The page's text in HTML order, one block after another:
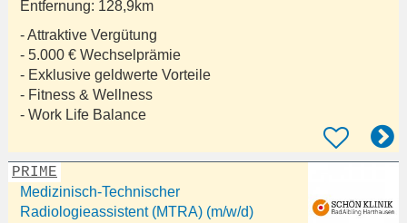
Entfernung: 128,9km
- Attraktive Vergütung
- 5.000 € Wechselprämie
- Exklusive geldwerte Vorteile
- Fitness & Wellness
- Work Life Balance
PRIME
Medizinisch-Technischer
Radiologieassistent (MTRA) (m/w/d)